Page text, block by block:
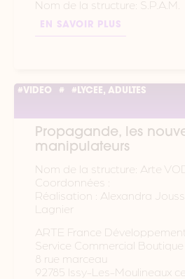
Nom de la structure: S.P.A.M.
EN SAVOIR PLUS
#VIDEO # #LYCEE, ADULTES
Propagande, les
manipulateurs
Nom de la structure: Arte
Coordonnées :
Réalisation : Alexandra
Lagnier
ARTE France Développement
Service Commercial Boutique
8 rue marceau
92785 Issy-Les-Moulineaux